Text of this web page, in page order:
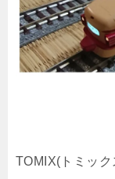
TOMIX(トミッ